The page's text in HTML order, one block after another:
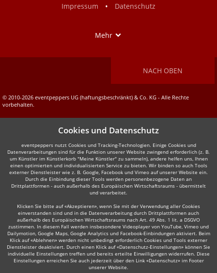
Impressum
• Datenschutz
Mehr
NACH OBEN
© 2010-2026 eventpeppers UG (haftungsbeschränkt) & Co. KG - Alle Rechte
vorbehalten.
Cookies und Datenschutz
eventpeppers nutzt Cookies und Tracking-Technologien. Einige Cookies und
Datenverarbeitungen sind für die Funktion unserer Website zwingend erforderlich (z. B.
um Künstler im Künstlerkorb "Meine Künstler" zu sammeln), andere helfen uns, Ihnen
einen optimierten und individualisierten Service zu bieten. Wir binden so auch Tools
externer Dienstleister wie z. B. Google, Facebook und Vimeo auf unserer Website ein.
Durch die Einbindung dieser Tools werden personenbezogene Daten an
Drittplattformen - auch außerhalb des Europäischen Wirtschaftsraums - übermittelt
und verarbeitet.
Klicken Sie bitte auf «Akzeptieren», wenn Sie mit der Verwendung aller Cookies
einverstanden sind und in die Datenverarbeitung durch Drittplattformen auch
außerhalb des Europäischen Wirtschaftsraums nach Art. 49 Abs. 1 lit. a DSGVO
zustimmen. In diesem Fall werden insbesondere Videoplayer von YouTube, Vimeo und
Dailymotion, Google Maps, Google Analytics und Facebook-Einbindungen aktiviert. Beim
Klick auf «Ablehnen» werden nicht unbedingt erforderlich Cookies und Tools externer
Dienstleister deaktiviert. Durch einen Klick auf «Datenschutz-Einstellungen» können Sie
individuelle Einstellungen treffen und bereits erteilte Einwilligungen widerrufen. Diese
Einstellungen erreichen Sie auch jederzeit über den Link «Datenschutz» im Footer
unserer Website.